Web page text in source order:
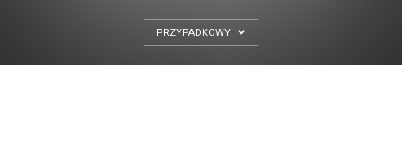
PRZYPADKOWY